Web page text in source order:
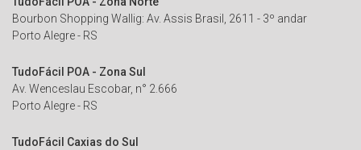
Bourbon Shopping Wallig: Av. Assis Brasil, 2611 - 3º andar
Porto Alegre - RS
TudoFácil POA - Zona Sul
Av. Wenceslau Escobar, n° 2.666
Porto Alegre - RS
TudoFácil Caxias do Sul